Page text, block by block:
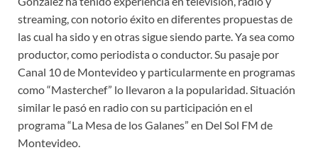
streaming, con notorio éxito en diferentes propuestas de
las cual ha sido y en otras sigue siendo parte. Ya sea como
productor, como periodista o conductor. Su pasaje por
Canal 10 de Montevideo y particularmente en programas
como “Masterchef” lo llevaron a la popularidad. Situación
similar le pasó en radio con su participación en el
programa “La Mesa de los Galanes” en Del Sol FM de
Montevideo.